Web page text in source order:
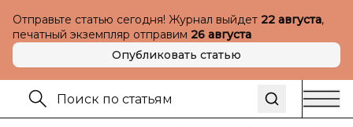
Отправьте статью сегодня! Журнал выйдет 22 августа,
печатный экземпляр отправим 26 августа
Опубликовать статью